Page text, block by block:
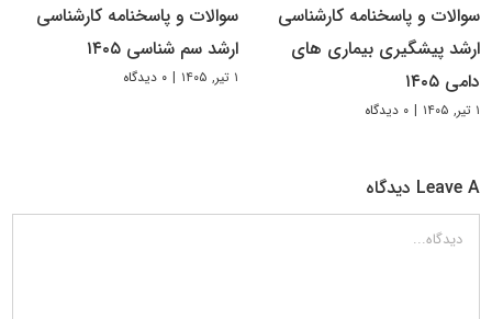
سوالات و پاسخنامه کارشناسی
ارشد پیشگیری بیماری های
دامی ۱۴۰۵
۱ تیر, ۱۴۰۵ | ۰ دیدگاه
سوالات و پاسخنامه کارشناسی
ارشد سم شناسی ۱۴۰۵
۱ تیر, ۱۴۰۵ | ۰ دیدگاه
Leave A دیدگاه
دیدگاه